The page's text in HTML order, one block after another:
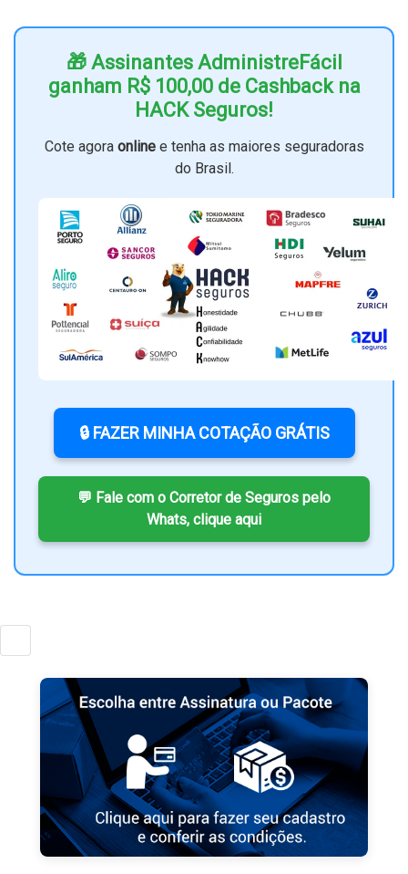
🎁 Assinantes AdministreFácil
ganham R$ 100,00 de Cashback na
HACK Seguros!
Cote agora onlinee tenha as maiores seguradoras
do Brasil.
🔒 FAZER MINHA COTAÇÃO GRÁTIS
💬 Fale com o Corretor de Seguros pelo
Whats, clique aqui